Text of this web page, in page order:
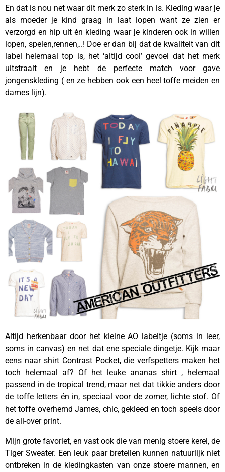
En dat is nou net waar dit merk zo sterk in is. Kleding waar je
als moeder je kind graag in laat lopen want ze zien er
verzorgd en hip uit én kleding waar je kinderen ook in willen
lopen, spelen,rennen,..! Doe er dan bij dat de kwaliteit van dit
label helemaal top is, het ‘altijd cool’ gevoel dat het merk
uitstraalt en je hebt de perfecte match voor gave
jongenskleding ( en ze hebben ook een heel toffe meiden en
dames lijn).
Altijd herkenbaar door het kleine AO labeltje (soms in leer,
soms in canvas) en net dat ene speciale dingetje. Kijk maar
eens naar shirt Contrast Pocket, die verfspetters maken het
toch helemaal af? Of het leuke ananas shirt , helemaal
passend in de tropical trend, maar net dat tikkie anders door
de toffe letters én in, speciaal voor de zomer, lichte stof. Of
het toffe overhemd James, chic, gekleed en toch speels door
de all-over print.
Mijn grote favoriet, en vast ook die van menig stoere kerel, de
Tiger Sweater. Een leuk paar bretellen kunnen natuurlijk niet
ontbreken in de kledingkasten van onze stoere mannen, en